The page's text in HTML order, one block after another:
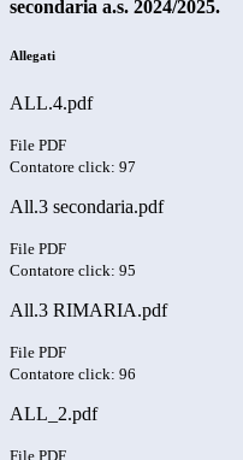
secondaria a.s. 2024/2025.
Allegati
ALL.4.pdf
File PDF
Contatore click: 97
All.3 secondaria.pdf
File PDF
Contatore click: 95
All.3 RIMARIA.pdf
File PDF
Contatore click: 96
ALL_2.pdf
File PDF